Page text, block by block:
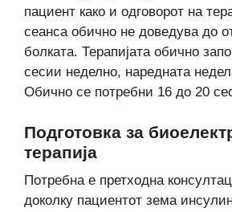
пациент како и одговорот на
сеанса обично не доведува до
болката. Терапијата обично
сесии неделно, наредната
Обично се потребни 16 до 20
Подготовка за
терапија
Потребна е претходна
доколку пациентот зема